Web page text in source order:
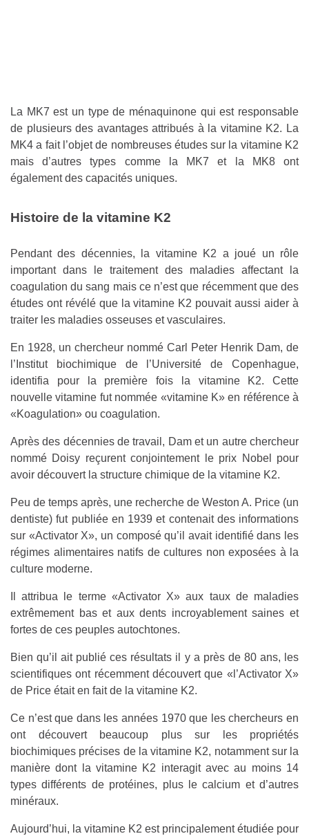
La MK7 est un type de ménaquinone qui est responsable
de plusieurs des avantages attribués à la vitamine K2. La
MK4 a fait l’objet de nombreuses études sur la vitamine K2
mais d’autres types comme la MK7 et la MK8 ont
également des capacités uniques.
Histoire de la vitamine K2
Pendant des décennies, la vitamine K2 a joué un rôle
important dans le traitement des maladies affectant la
coagulation du sang mais ce n’est que récemment que des
études ont révélé que la vitamine K2 pouvait aussi aider à
traiter les maladies osseuses et vasculaires.
En 1928, un chercheur nommé Carl Peter Henrik Dam, de
l’Institut biochimique de l’Université de Copenhague,
identifia pour la première fois la vitamine K2. Cette
nouvelle vitamine fut nommée «vitamine K» en référence à
«Koagulation» ou coagulation.
Après des décennies de travail, Dam et un autre chercheur
nommé Doisy reçurent conjointement le prix Nobel pour
avoir découvert la structure chimique de la vitamine K2.
Peu de temps après, une recherche de Weston A. Price (un
dentiste) fut publiée en 1939 et contenait des informations
sur «Activator X», un composé qu’il avait identifié dans les
régimes alimentaires natifs de cultures non exposées à la
culture moderne.
Il attribua le terme «Activator X» aux taux de maladies
extrêmement bas et aux dents incroyablement saines et
fortes de ces peuples autochtones.
Bien qu’il ait publié ces résultats il y a près de 80 ans, les
scientifiques ont récemment découvert que «l’Activator X»
de Price était en fait de la vitamine K2.
Ce n’est que dans les années 1970 que les chercheurs en
ont découvert beaucoup plus sur les propriétés
biochimiques précises de la vitamine K2, notamment sur la
manière dont la vitamine K2 interagit avec au moins 14
types différents de protéines, plus le calcium et d’autres
minéraux.
Aujourd’hui, la vitamine K2 est principalement étudiée pour